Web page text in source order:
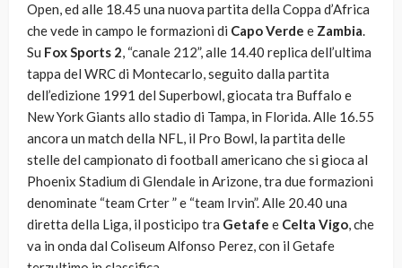
Open, ed alle 18.45 una nuova partita della Coppa d’Africa
che vede in campo le formazioni di Capo Verde e Zambia.
Su Fox Sports 2, “canale 212”, alle 14.40 replica dell’ultima
tappa del WRC di Montecarlo, seguito dalla partita
dell’edizione 1991 del Superbowl, giocata tra Buffalo e
New York Giants allo stadio di Tampa, in Florida. Alle 16.55
ancora un match della NFL, il Pro Bowl, la partita delle
stelle del campionato di football americano che si gioca al
Phoenix Stadium di Glendale in Arizone, tra due formazioni
denominate “team Crter ” e “team Irvin”. Alle 20.40 una
diretta della Liga, il posticipo tra Getafe e Celta Vigo, che
va in onda dal Coliseum Alfonso Perez, con il Getafe